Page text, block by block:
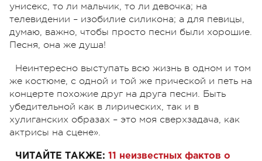
унисекс, то ли мальчик, то ли девочка; на
телевидении – изобилие силикона; а для певицы,
думаю, важно, чтобы просто песни были хорошие.
Песня, она же душа!
Неинтересно выступать всю жизнь в одном и том
же костюме, с одной и той же прической и петь на
концерте похожие друг на друга песни. Быть
убедительной как в лирических, так и в
хулиганских образах – это моя сверхзадача, как
актрисы на сцене».
ЧИТАЙТЕ ТАКЖЕ: 11 неизвестных фактов о